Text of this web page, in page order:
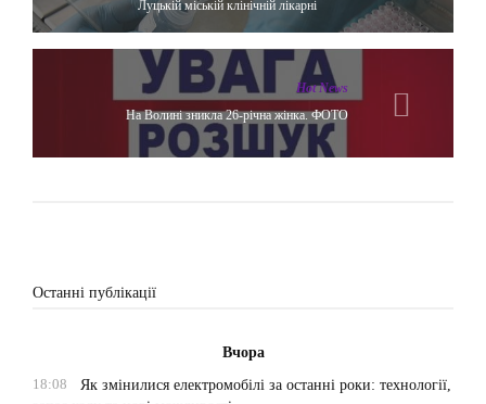
Луцькій міській клінічній лікарні
Hot News
На Волині зникла 26-річна жінка. ФОТО
Останні публікації
Вчора
18:08
Як змінилися електромобілі за останні роки: технології,